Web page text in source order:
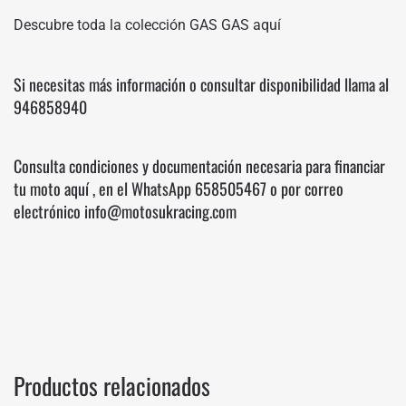
Descubre toda la colección GAS GAS aquí
Si necesitas más información o consultar disponibilidad llama al
946858940
Consulta condiciones y documentación necesaria para financiar
tu motoaquí, en el WhatsApp658505467o por correo
electrónico info@motosukracing.com
Productos relacionados